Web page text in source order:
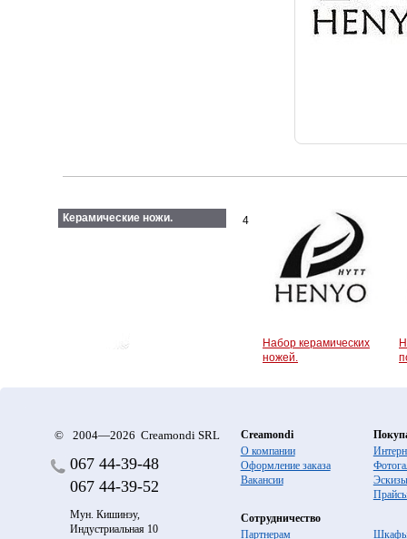
Керамические ножи. 4
Набор керамических
ножей.
© 2004—2026 Creamondi SRL
067 44-39-48
067 44-39-52
Мун. Кишинэу,
Индустриальная 10
Creamondi
О компании
Оформление заказа
Вакансии
Эскизы
Сотрудничество
Партнерам